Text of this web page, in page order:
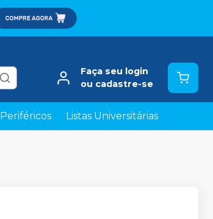
Faça seu login
ou cadastre-se
Periféricos Listas Universitárias